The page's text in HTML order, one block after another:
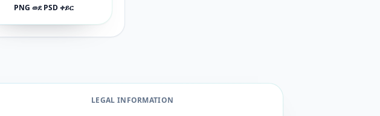
PNG ወደ PSD ቀይር
LEGAL INFORMATION